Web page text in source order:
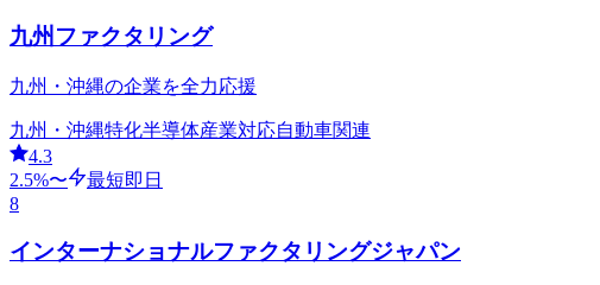
九州ファクタリング
九州・沖縄の企業を全力応援
九州・沖縄特化半導体産業対応自動車関連
4.3
2.5%〜
最短即日
8
インターナショナルファクタリングジャパン